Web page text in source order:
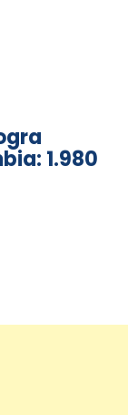
1.980